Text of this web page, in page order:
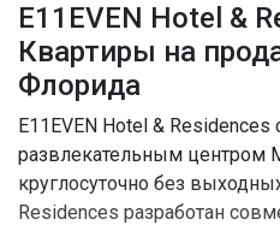
E11EVEN Hotel &
Квартиры на
Флорида
E11EVEN Hotel &
развлекательным центром
круглосуточно без
Residences разработан